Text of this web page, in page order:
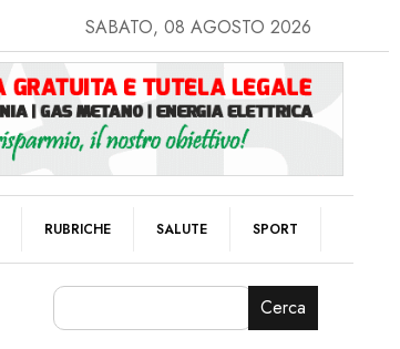
SABATO, 08 AGOSTO 2026
RUBRICHE SALUTE SPORT
Cerca